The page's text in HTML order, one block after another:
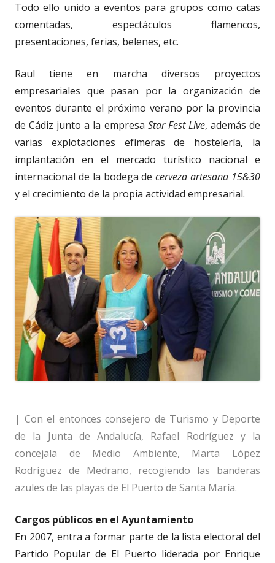
Todo ello unido a eventos para grupos como catas
comentadas, espectáculos flamencos,
presentaciones, ferias, belenes, etc.
Raul tiene en marcha diversos proyectos
empresariales que pasan por la organización de
eventos durante el próximo verano por la provincia
de Cádiz junto a la empresa Star Fest Live, además de
varias explotaciones efímeras de hostelería, la
implantación en el mercado turístico nacional e
internacional de la bodega decerveza artesana 15&30
y el crecimiento de la propia actividad empresarial.
| Con el entonces consejero de Turismo y Deporte
de la Junta de Andalucía, Rafael Rodríguez y la
concejala de Medio Ambiente, Marta López
Rodríguez de Medrano, recogiendo las banderas
azules de las playas de El Puerto de Santa María.
Cargos públicos en el Ayuntamiento
En 2007, entra a formar parte de la lista electoral del
Partido Popular de El Puerto liderada por Enrique